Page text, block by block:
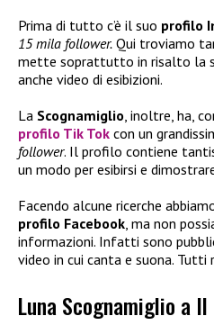
Prima di tutto c’è il suo profilo
15 mila follower. Qui troviamo
mette soprattutto in risalto la
anche video di esibizioni.
La Scognamiglio, inoltre, ha,
profilo Tik Tok con un
follower. Il profilo contiene
un modo per esibirsi e
Facendo alcune ricerche
profilo Facebook, ma non
informazioni. Infatti sono
video in cui canta e suona.
Luna Scognamiglio a